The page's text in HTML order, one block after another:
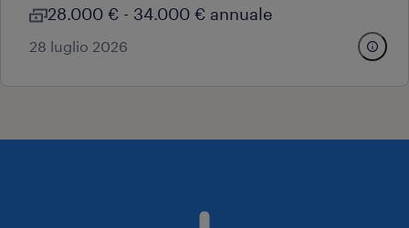
28.000 € - 34.000 € annuale
28 luglio 2026